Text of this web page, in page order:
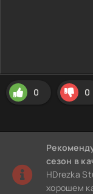
0 0
сезон в
HDrezka
хорошем